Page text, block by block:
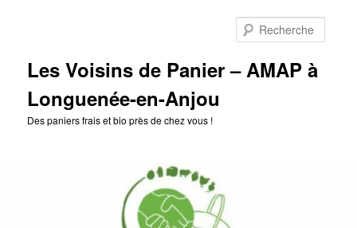
Les Voisins de Panier – AMAP à
Longuenée-en-Anjou
Des paniers frais et bio près de chez vous !